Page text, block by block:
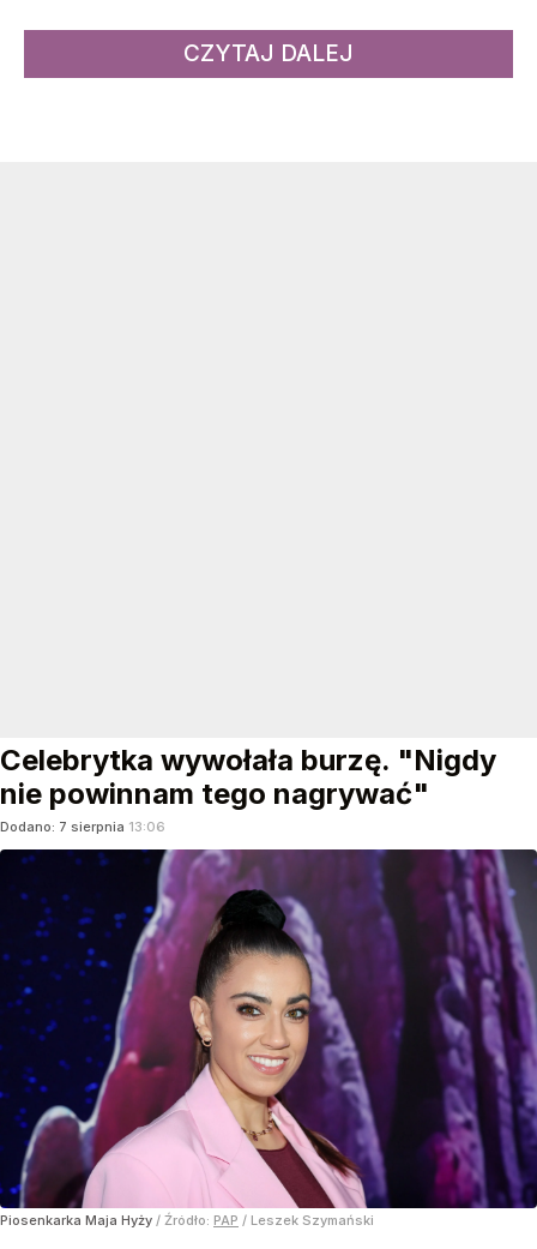
CZYTAJ DALEJ
Celebrytka wywołała burzę. "Nigdy
nie powinnam tego nagrywać"
Dodano: 7 sierpnia 13:06
Piosenkarka Maja Hyży / Źródło: PAP / Leszek Szymański